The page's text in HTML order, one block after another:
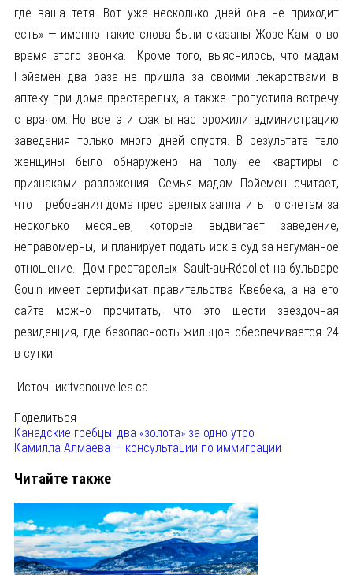
где ваша тетя. Вот уже несколько дней она не приходит
есть» — именно такие слова были сказаны Жозе Кампо во
время этого звонка. Кроме того, выяснилось, что мадам
Пэйемен два раза не пришла за своими лекарствами в
аптеку при доме престарелых, а также пропустила встречу
с врачом. Но все эти факты насторожили администрацию
заведения только много дней спустя. В результате тело
женщины было обнаружено на полу ее квартиры с
признаками разложения. Семья мадам Пэйемен считает,
что требования дома престарелых заплатить по счетам за
несколько месяцев, которые выдвигает заведение,
неправомерны, и планирует подать иск в суд за негуманное
отношение. Дом престарелых Sault-au-Récollet на бульваре
Gouin имеет сертификат правительства Квебека, а на его
сайте можно прочитать, что это шести звёздочная
резиденция, где безопасность жильцов обеспечивается 24
в сутки.
Источник:tvanouvelles.ca
Поделиться
Канадские гребцы: два «золота» за одно утро
Камилла Алмаева — консультации по иммиграции
Читайте также